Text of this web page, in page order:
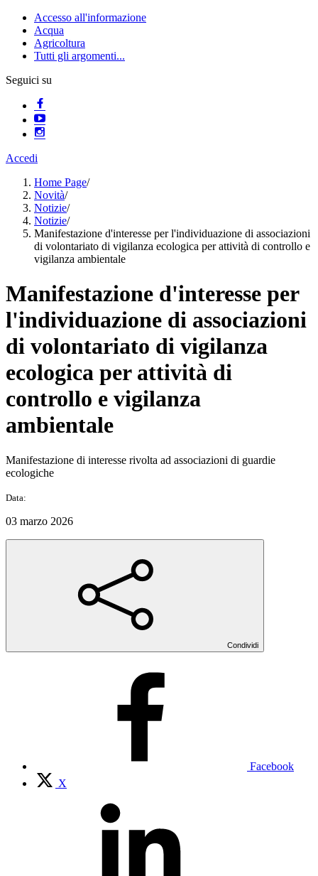
Accesso all'informazione
Acqua
Agricoltura
Tutti gli argomenti...
Seguici su
Accedi
Home Page/
Novità/
Notizie/
Notizie/
Manifestazione d'interesse per l'individuazione di associazioni
di volontariato di vigilanza ecologica per attività di controllo e
vigilanza ambientale
Manifestazione d'interesse per
l'individuazione di associazioni
di volontariato di vigilanza
ecologica per attività di
controllo e vigilanza
ambientale
Manifestazione di interesse rivolta ad associazioni di guardie
ecologiche
Data:
03 marzo 2026
Condividi
Facebook
X